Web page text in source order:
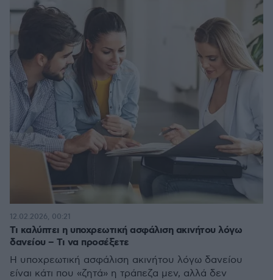
Τι καλύπτει η υποχρεωτική ασφάλιση ακινήτου λόγω
δανείου – Τι να προσέξετε
Η υποχρεωτική ασφάλιση ακινήτου λόγω δανείου
είναι κάτι που «ζητά» η τράπεζα μεν, αλλά δεν
12.02.2026, 00:21